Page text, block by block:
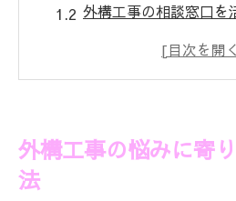
外構工事の相談窓口を
コツ
外構工事の悩みに寄
法